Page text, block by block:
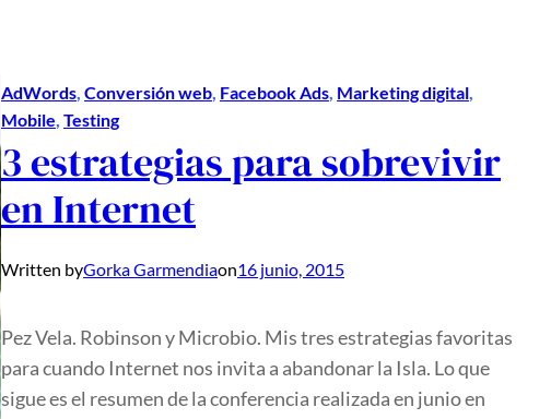
AdWords Conversión web Facebook Ads Marketing digital
Mobile Testing
3 estrategias para sobrevivir
en Internet
Written byGorka Garmendiaon16 junio, 2015
Pez Vela. Robinson y Microbio. Mis tres estrategias favoritas
para cuando Internet nos invita a abandonar la Isla. Lo que
sigue es el resumen de la conferencia realizada en junio en